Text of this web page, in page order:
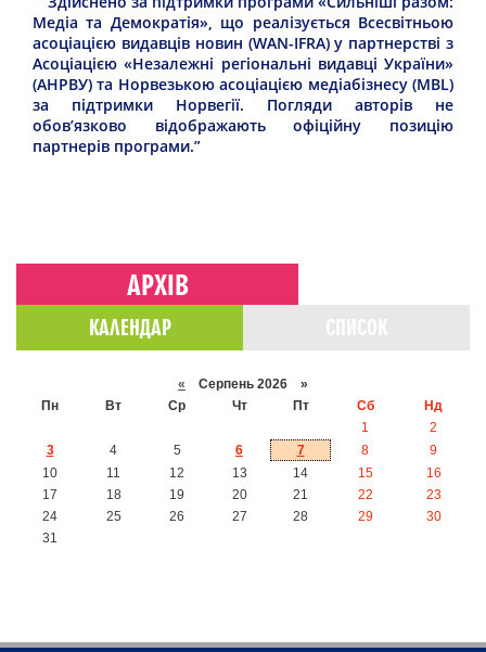
Медіа та Демократія», що реалізується Всесвітньою
асоціацією видавців новин (WAN-IFRA) у партнерстві з
Асоціацією «Незалежні регіональні видавці України»
(АНРВУ) та Норвезькою асоціацією медіабізнесу (MBL)
за підтримки Норвегії. Погляди авторів не
обов’язково відображають офіційну позицію
партнерів програми.”
АРХІВ
КАЛЕНДАР
« Серпень 2026 »
Пн
Вт Ср Чт Пт Сб
Нд
1
2
3
4 5 6 7 8
9
10
11 12 13 14 15
16
17
18 19 20 21 22
23
24
25 26 27 28 29
30
31